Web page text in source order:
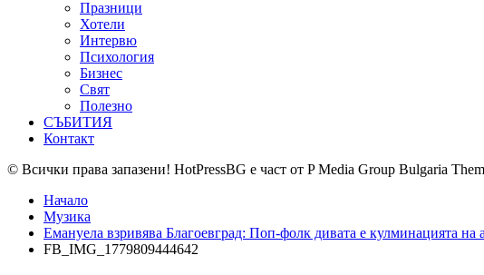
Празници
Хотели
Интервю
Психология
Бизнес
Свят
Полезно
СЪБИТИЯ
Контакт
© Всички права запазени! HotPressBG е част от P Media Group Bulgaria
Начало
Музика
Емануела взривява Благоевград: Поп-фолк дивата е кулминацията
FB_IMG_1779809444642